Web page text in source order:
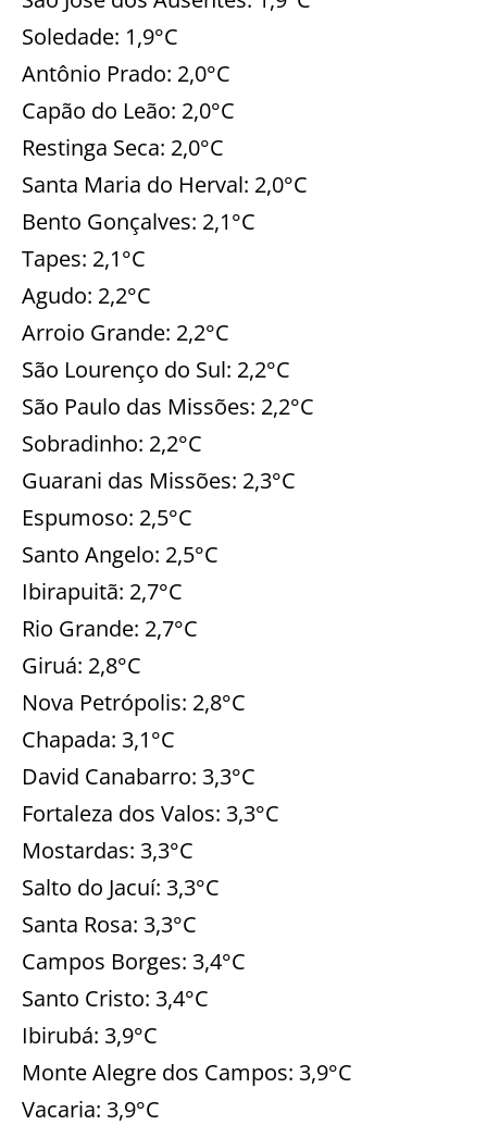
Soledade: 1,9°C
Antônio Prado: 2,0°C
Capão do Leão: 2,0°C
Restinga Seca: 2,0°C
Santa Maria do Herval: 2,0°C
Bento Gonçalves: 2,1°C
Tapes: 2,1°C
Agudo: 2,2°C
Arroio Grande: 2,2°C
São Lourenço do Sul: 2,2°C
São Paulo das Missões: 2,2°C
Sobradinho: 2,2°C
Guarani das Missões: 2,3°C
Espumoso: 2,5°C
Santo Angelo: 2,5°C
Ibirapuitã: 2,7°C
Rio Grande: 2,7°C
Giruá: 2,8°C
Nova Petrópolis: 2,8°C
Chapada: 3,1°C
David Canabarro: 3,3°C
Fortaleza dos Valos: 3,3°C
Mostardas: 3,3°C
Salto do Jacuí: 3,3°C
Santa Rosa: 3,3°C
Campos Borges: 3,4°C
Santo Cristo: 3,4°C
Ibirubá: 3,9°C
Monte Alegre dos Campos: 3,9°C
Vacaria: 3,9°C